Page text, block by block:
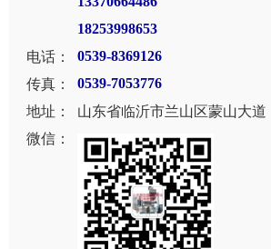
18253998653
电话： 0539-8369126
传真： 0539-7053776
地址：
山东省临沂市兰山区蒙山大道
微信：